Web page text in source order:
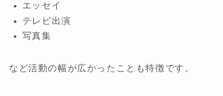
エッセイ
テレビ出演
写真集
など活動の幅が広かったことも特徴です。